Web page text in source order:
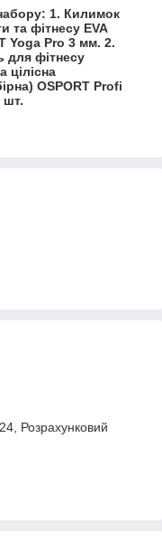
1. Килимок
та фітнесу EVA
Yoga Pro 3 мм. 2.
для фітнесу
цілісна
OSPORT Profi
шт.
Розрахунковий